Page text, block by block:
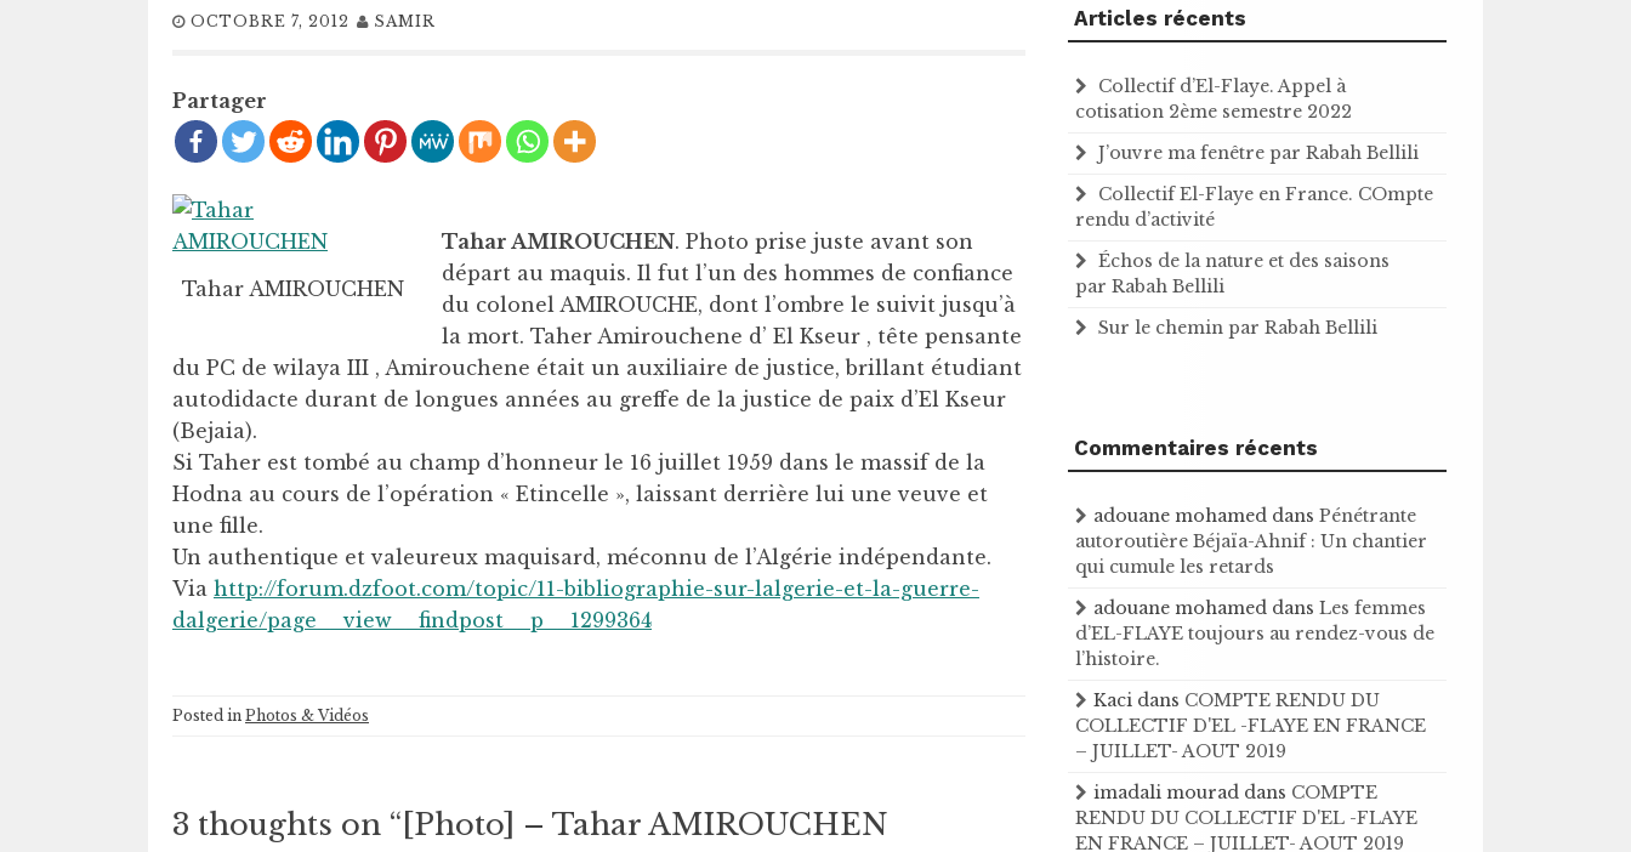
OCTOBRE 7, 2012 SAMIR
Partager
Tahar AMIROUCHEN
Tahar AMIROUCHEN. Photo prise juste avant son
départ au maquis. Il fut l’un des hommes de confiance
du colonel AMIROUCHE, dont l’ombre le suivit jusqu’à
la mort. Taher Amirouchene d’ El Kseur , tête pensante
du PC de wilaya III , Amirouchene était un auxiliaire de justice, brillant étudiant
autodidacte durant de longues années au greffe de la justice de paix d’El Kseur
(Bejaia).
Si Taher est tombé au champ d’honneur le 16 juillet 1959 dans le massif de la
Hodna au cours de l’opération « Etincelle », laissant derrière lui une veuve et
une fille.
Un authentique et valeureux maquisard, méconnu de l’Algérie indépendante.
Via http://forum.dzfoot.com/topic/11-bibliographie-sur-lalgerie-et-la-guerre-
dalgerie/page__view__findpost__p__1299364
Posted in Photos & Vidéos
3 thoughts on “ [Photo] – Tahar AMIROUCHEN
Articles récents
Collectif d’El-Flaye. Appel à
cotisation 2ème semestre 2022
J’ouvre ma fenêtre par Rabah Bellili
Collectif El-Flaye en France. COmpte
rendu d’activité
Échos de la nature et des saisons
par Rabah Bellili
Sur le chemin par Rabah Bellili
Commentaires récents
adouane mohamed dansPénétrante
autoroutière Béjaïa-Ahnif : Un chantier
qui cumule les retards
adouane mohamed dansLes femmes
d’EL-FLAYE toujours au rendez-vous de
l’histoire .
Kaci dans COMPTE RENDU DU
COLLECTIF D'EL -FLAYE EN FRANCE
– JUILLET- AOUT 2019
imadali mourad dans COMPTE
RENDU DU COLLECTIF D'EL -FLAYE
EN FRANCE – JUILLET- AOUT 2019